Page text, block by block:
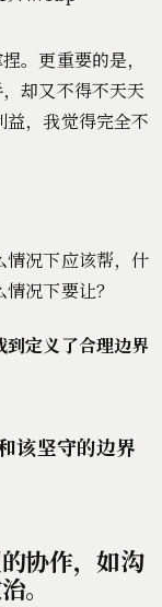
。更重要的是，
却又不得不天天
，我觉得完全不
况下应该帮，什
况下要让？
到定义了合理边界
该坚守的边界
协作，如沟
。